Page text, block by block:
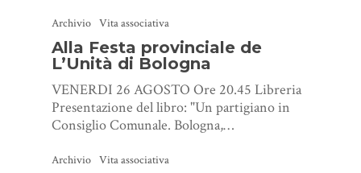
Archivio Vita associativa
Alla Festa provinciale de
L’Unità di Bologna
VENERDI 26 AGOSTO Ore 20.45 Libreria
Presentazione del libro: "Un partigiano in
Consiglio Comunale. Bologna,…
Archivio Vita associativa